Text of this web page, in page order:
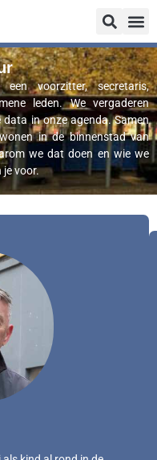
voorzitter, secretaris,
leden. We vergaderen
in onze agenda. Samen
in de binnenstad van
we dat doen en wie we
je voor.